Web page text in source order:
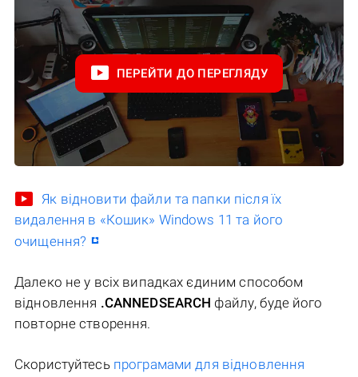
ПЕРЕЙТИ ДО ПЕРЕГЛЯДУ
Як відновити файли та папки після їх
видалення в «Кошик» Windows 11 та його
очищення?
Далеко не у всіх випадках єдиним способом
відновлення .CANNEDSEARCH файлу, буде його
повторне створення.
Скористуйтесь програмами для відновлення